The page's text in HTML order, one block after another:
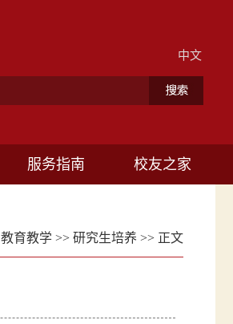
中文
服务指南 校友之家
教育教学 >> 研究生培养 >> 正文